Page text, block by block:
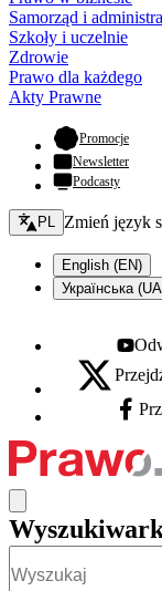
Samorząd i
Szkoły i uczelnie
Zdrowie
Prawo dla każdego
Akty Prawne
Promocje-
Newsletter
Podcasty
Zmień język - bieżący:
PL Zmień język
English (EN)
Українська
X - otwiera się